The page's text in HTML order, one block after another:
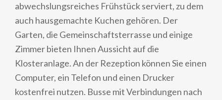
abwechslungsreiches Frühstück serviert, zu dem
auch hausgemachte Kuchen gehören. Der
Garten, die Gemeinschaftsterrasse und einige
Zimmer bieten Ihnen Aussicht auf die
Klosteranlage. An der Rezeption können Sie einen
Computer, ein Telefon und einen Drucker
kostenfrei nutzen. Busse mit Verbindungen nach